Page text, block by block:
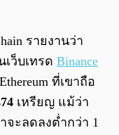
รายงานว่า
เว็บเทรด Binance
ที่เขาถือ
เหรียญ แม้ว่า
จะลดลงต่ำกว่า 1